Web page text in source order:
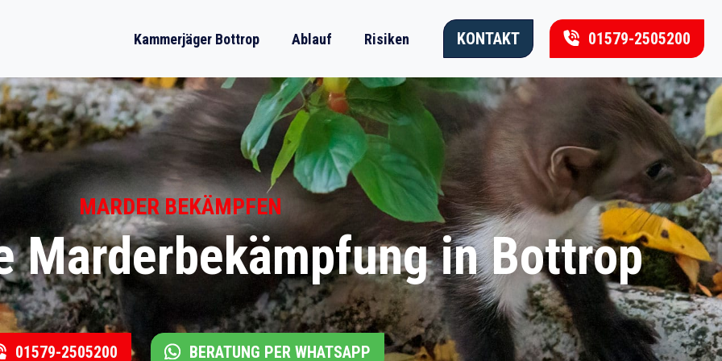
Kammerjäger Bottrop Ablauf Risiken KONTAKT 01579-2505200
MARDER BEKÄMPFEN
Marderbekämpfung in Bottrop
01579-2505200 BERATUNG PER WHATSAPP